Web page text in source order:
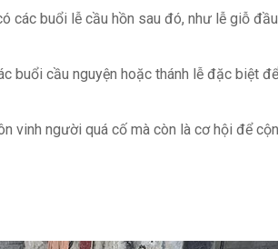
các buổi lễ cầu hồn sau đó, như lễ giỗ
buổi cầu nguyện hoặc thánh lễ đặc biệt
vinh người quá cố mà còn là cơ hội để